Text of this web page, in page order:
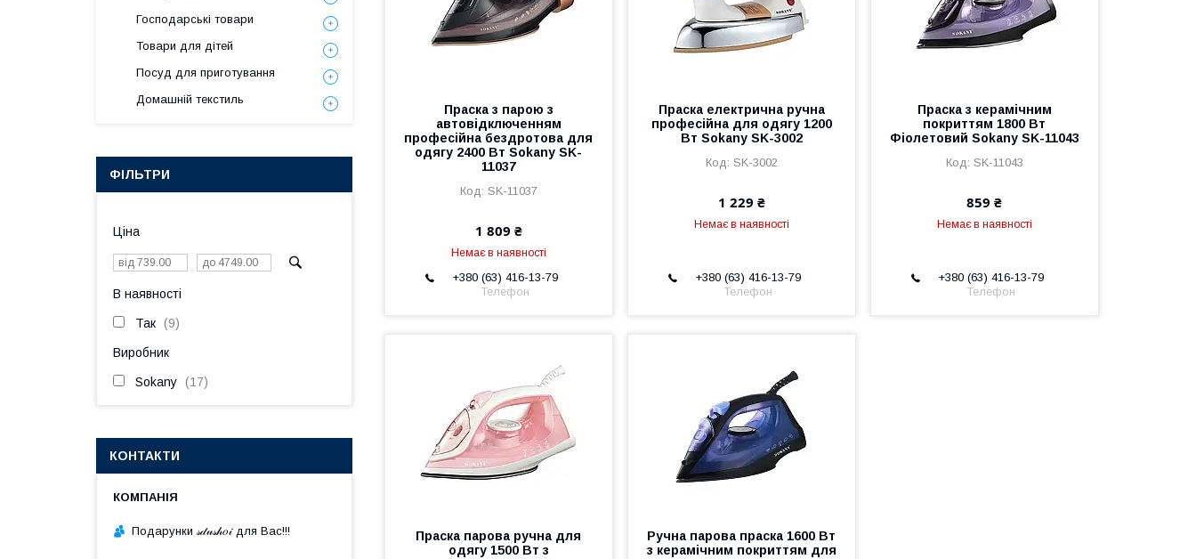
Праска з парою з
автовідключенням
професійна бездротова для
одягу 2400 Вт Sokany SK-
11037
SK-11037
1 809 ₴
Немає в наявності
+380 (63) 416-13-79
Телефон
Праска електрична ручна
професійна для одягу 1200
Вт Sokany SK-3002
SK-3002
1 229 ₴
Немає в наявності
+380 (63) 416-13-79
Телефон
Праска з керамічним
покриттям 1800 Вт
Фіолетовий Sokany SK-11043
SK-11043
859 ₴
Немає в наявності
+380 (63) 416-13-79
Телефон
Праска парова ручна для
одягу 1500 Вт з
Ручна парова праска 1600 Вт
з керамічним покриттям для
Господарські товари
Товари для дітей
Посуд для приготування
Домашній текстиль
ФІЛЬТРИ
Ціна
В наявності
Так 9
Виробник
Sokany 17
КОНТАКТИ
Подарунки 𝓈𝒹𝓊𝓈𝒽𝑜𝒾 для Вас!!!